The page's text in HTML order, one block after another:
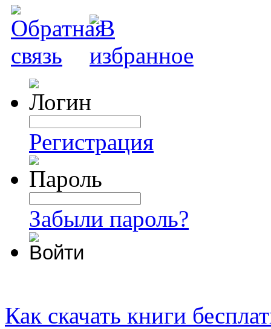
Регистрация
Забыли пароль?
Как скачать книги